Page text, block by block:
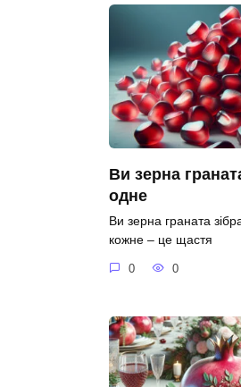
Ви зерна
одне
Ви зерна граната
кожне – це щастя
0 0